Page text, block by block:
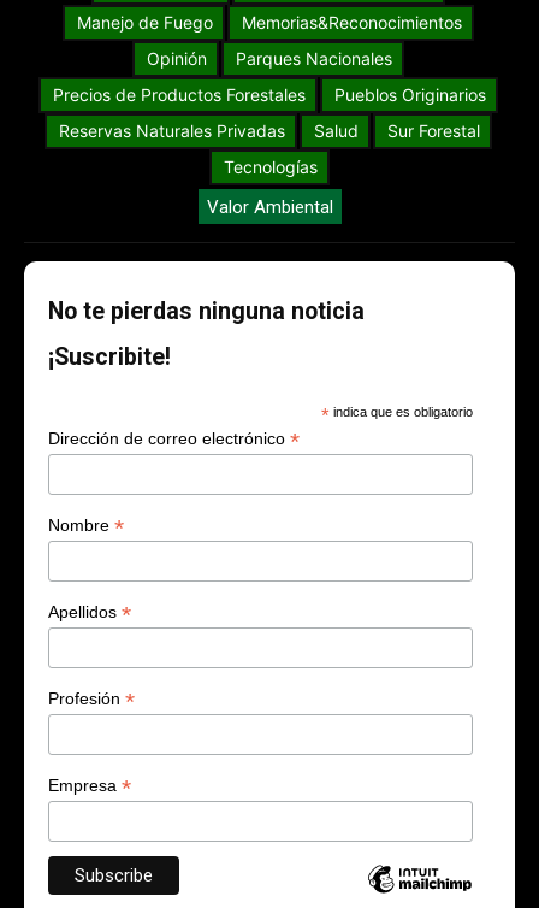
Manejo de Fuego
Memorias&Reconocimientos
Opinión
Parques Nacionales
Precios de Productos Forestales
Pueblos Originarios
Reservas Naturales Privadas
Salud
Sur Forestal
Tecnologías
Valor Ambiental
No te pierdas ninguna noticia
¡Suscribite!
* indica que es obligatorio
Dirección de correo electrónico *
Nombre *
Apellidos *
Profesión *
Empresa *